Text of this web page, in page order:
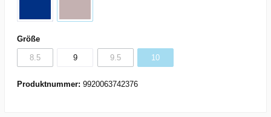
Größe
8.5 9 9.5 10
Produktnummer: 9920063742376